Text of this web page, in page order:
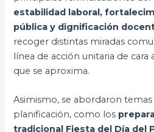
estabilidad laboral,
pública y dignificación
recoger distintas miradas
línea de acción unitaria de cara
que se aproxima.
Asimismo, se abordaron
planificación, como los
tradicional Fiesta del Día del